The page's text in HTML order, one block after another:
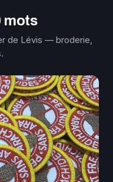
mots
de Lévis — broderie,